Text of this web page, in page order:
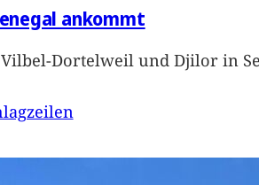
ankommt
Dortelweil und Djilor in